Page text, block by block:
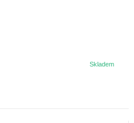
Skladem